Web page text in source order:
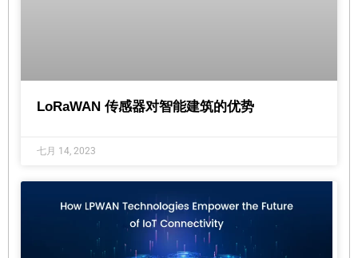
LoRaWAN 传感器对智能建筑的优势
七月 14, 2023